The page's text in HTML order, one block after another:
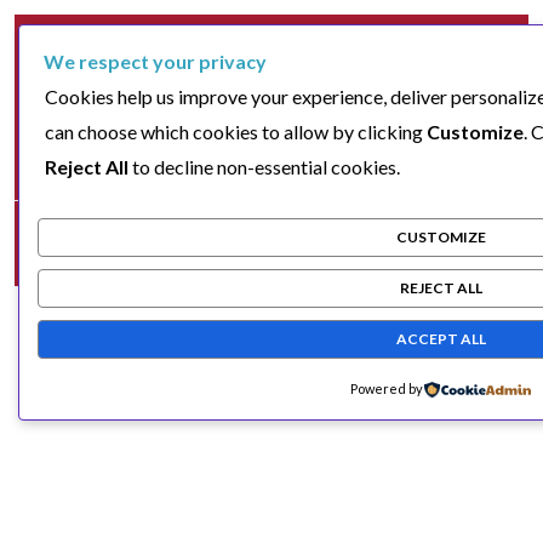
We respect your privacy
Cookies help us improve your experience, deliver
can choose which cookies to allow by clicking Customize.
Reject All to decline non-essential cookies.
CUSTOMIZE
REJECT ALL
ACCEPT ALL
Powered by